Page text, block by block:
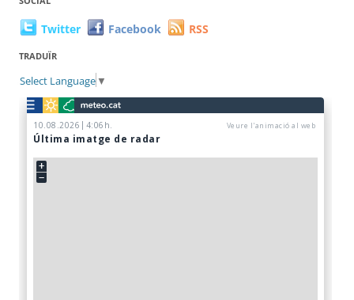
Twitter Facebook RSS
TRADUÏR
Select Language ▼